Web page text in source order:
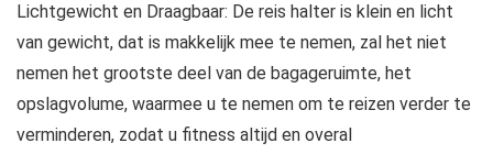
Lichtgewicht en Draagbaar: De reis halter is klein en licht
van gewicht, dat is makkelijk mee te nemen, zal het niet
nemen het grootste deel van de bagageruimte, het
opslagvolume, waarmee u te nemen om te reizen verder te
verminderen, zodat u fitness altijd en overal